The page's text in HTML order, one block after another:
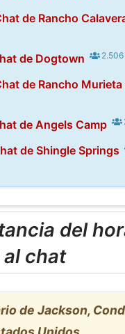
de Rancho
de Dogtown 2.506
de Rancho Murieta
de Angels Camp
de Shingle Springs
del
chat
de Jackson,